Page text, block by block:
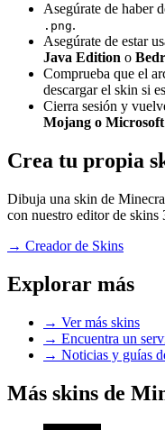
Asegúrate de haber
.png.
Asegúrate de estar
Java Edition o
Comprueba que el
descargar el skin si
Cierra sesión y
Mojang o Microsoft
Crea tu propia
Dibuja una skin de
con nuestro editor de skins
→ Creador de Skins
Explorar más
→ Ver más skins
→ Encuentra un
→ Noticias y guías
Más skins de